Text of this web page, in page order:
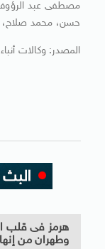
مصطفى عبد الرؤوف
حسن، محمد صلاح،
المصدر: وكالات أنباء
هرمز فى قلب
وطهران من